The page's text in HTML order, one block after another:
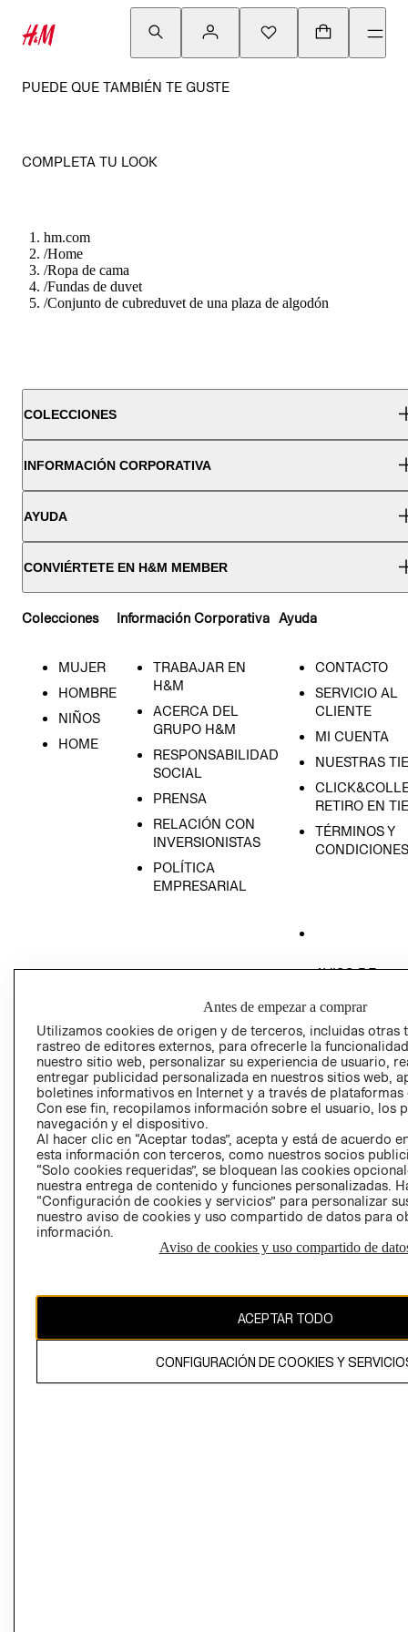
PUEDE QUE TAMBIÉN TE GUSTE
COMPLETA TU LOOK
hm.com
/Home
/Ropa de cama
/Fundas de duvet
/Conjunto de cubreduvet de una plaza de algodón
COLECCIONES
INFORMACIÓN CORPORATIVA
AYUDA
CONVIÉRTETE EN H&M MEMBER
Colecciones
MUJER
HOMBRE
NIÑOS
HOME
Información Corporativa
TRABAJAR EN
H&M
ACERCA DEL
GRUPO H&M
RESPONSABILIDAD
SOCIAL
PRENSA
RELACIÓN CON
INVERSIONISTAS
POLÍTICA
EMPRESARIAL
Ayuda
CONTACTO
SERVICIO AL
CLIENTE
MI CUENTA
NUESTRAS
RETIRO EN
TÉRMINOS Y
CONDICIONES
AVISO DE
GIFT CARD
AVISO DE
Perú (S/)
CAMBIAR REGIÓN
propiedad de H&M Hennes & Mauritz AB
Antes de empezar a comprar
Utilizamos cookies de origen y de terceros, incluidas otras
rastreo de editores externos, para ofrecerle la
nuestro sitio web, personalizar su experiencia de usuario,
entregar publicidad personalizada en nuestros sitios web,
boletines informativos en Internet y a través de plataformas
Con ese fin, recopilamos información sobre el usuario, los
navegación y el dispositivo.
Al hacer clic en “Aceptar todas”, acepta y está de acuerdo
esta información con terceros, como nuestros socios
“Solo cookies requeridas”, se bloquean las cookies
nuestra entrega de contenido y funciones personalizadas.
“Configuración de cookies y servicios” para personalizar
nuestro aviso de cookies y uso compartido de datos para
información.
Aviso de cookies y uso compartido de
ACEPTAR TODO
CONFIGURACIÓN DE COOKIES Y